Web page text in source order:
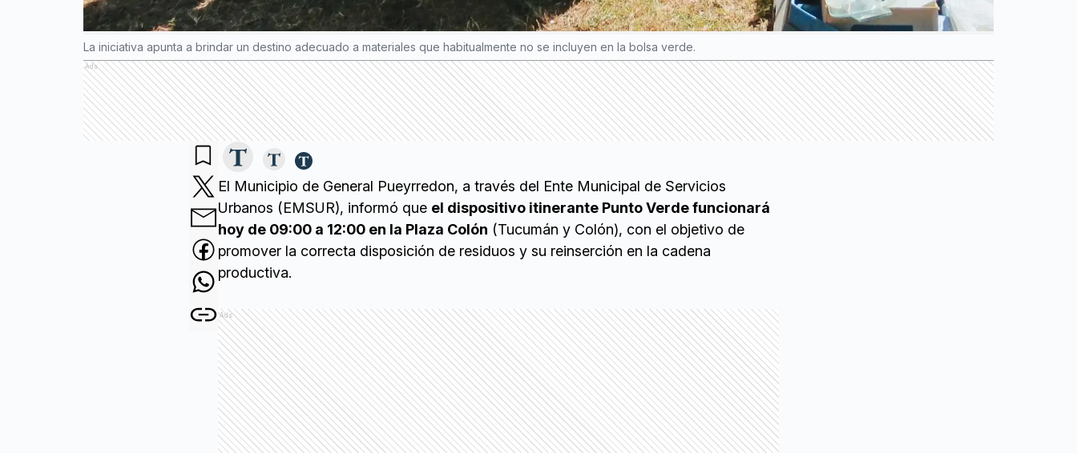
La iniciativa apunta a brindar un destino adecuado a materiales que habitualmente no se incluyen en la bolsa verde.
Ads
El Municipio de General Pueyrredon, a través del Ente Municipal de Servicios
Urbanos (EMSUR), informó que el dispositivo itinerante Punto Verde funcionará
hoy de 09:00 a 12:00 en la Plaza Colón (Tucumán y Colón), con el objetivo de
promover la correcta disposición de residuos y su reinserción en la cadena
productiva.
Ads